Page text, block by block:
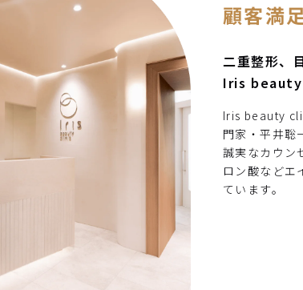
顧客満
二重整形、
Iris beauty
Iris beauty
門家・平井聡
誠実なカウン
ロン酸などエ
ています。